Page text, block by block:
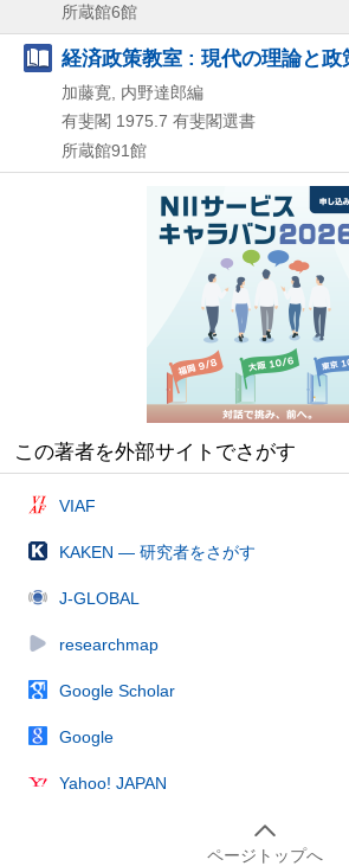
所蔵館6館
経済政策教室 : 現代の理論と政
加藤寛, 内野達郎編
有斐閣 1975.7 有斐閣選書
所蔵館91館
この著者を外部サイトでさがす
VIAF
KAKEN — 研究者をさがす
J-GLOBAL
researchmap
Google Scholar
Google
Yahoo! JAPAN
ページトップへ